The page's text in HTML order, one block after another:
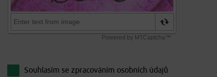
Souhlasím se zpracováním osobních údajů